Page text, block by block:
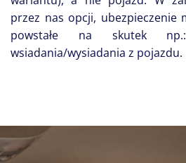
przez nas opcji, ubezpieczenie
powstałe na skutek
wsiadania/wysiadania z pojazdu.